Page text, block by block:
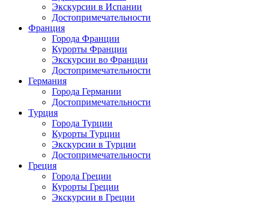
Экскурсии в Испании
Достопримечательности
Франция
Города Франции
Курорты Франции
Экскурсии во Франции
Достопримечательности
Германия
Города Германии
Достопримечательности
Турция
Города Турции
Курорты Турции
Экскурсии в Турции
Достопримечательности
Греция
Города Греции
Курорты Греции
Экскурсии в Греции